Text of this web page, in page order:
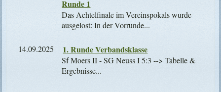
Runde 1
Das Achtelfinale im Vereinspokals wurde
ausgelost: In der Vorrunde...
14.09.2025 1. Runde Verbandsklasse
Sf Moers II - SG Neuss I 5:3 --> Tabelle &
Ergebnisse...